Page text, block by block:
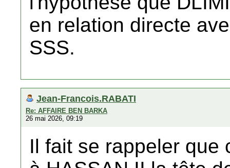
en relation directe
SSS.
Jean-Francois.RABATI
Re: AFFAIRE BEN BARKA
26 mai 2026, 09:19
Il fait se rappeler que